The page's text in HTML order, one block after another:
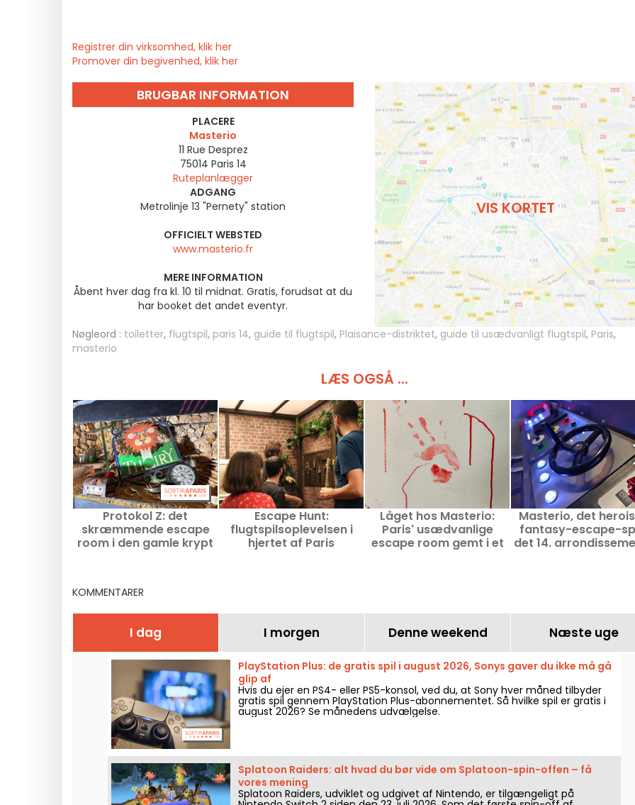
Registrer din virksomhed, klik her
Promover din begivenhed, klik her
BRUGBAR INFORMATION
PLACERE
Masterio
11 Rue Desprez
75014 Paris 14
Ruteplanlægger
ADGANG
Metrolinje 13 "Pernety" station
OFFICIELT WEBSTED
www.masterio.fr
MERE INFORMATION
Åbent hver dag fra kl. 10 til midnat. Gratis, forudsat at du
har booket det andet eventyr.
VIS KORTET
Nøgleord : toiletter, flugtspil, paris 14, guide til flugtspil, Plaisance-distriktet, guide til usædvanligt flugtspil, Paris,
masterio
LÆS OGSÅ ...
Protokol Z: det
skræmmende escape
room i den gamle krypt
Escape Hunt:
flugtspilsoplevelsen i
hjertet af Paris
Låget hos Masterio:
Paris' usædvanlige
escape room gemt i et
Masterio, det
fantasy-escape-
det 14.
KOMMENTARER
I dag I morgen Denne weekend Næste uge
PlayStation Plus: de gratis spil i august 2026, Sonys gaver du ikke må gå
glip af
Hvis du ejer en PS4- eller PS5-konsol, ved du, at Sony hver måned tilbyder
gratis spil gennem PlayStation Plus-abonnementet. Så hvilke spil er gratis i
august 2026? Se månedens udvælgelse.
Splatoon Raiders: alt hvad du bør vide om Splatoon-spin-offen – få
vores mening
Splatoon Raiders, udviklet og udgivet af Nintendo, er tilgængeligt på